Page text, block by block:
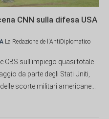
CNN sulla difesa USA
La Redazione de l'AntiDiplomatico
CBS sull'impiego quasi totale
da parte degli Stati Uniti,
scorte militari americane...